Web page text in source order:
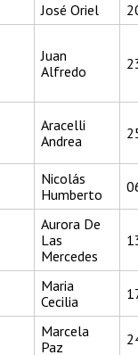
José Oriel
Juan
Alfredo
Aracelli
Andrea
Nicolás
Humberto
Aurora De
Las
Mercedes
Maria
Cecilia
Marcela
Paz